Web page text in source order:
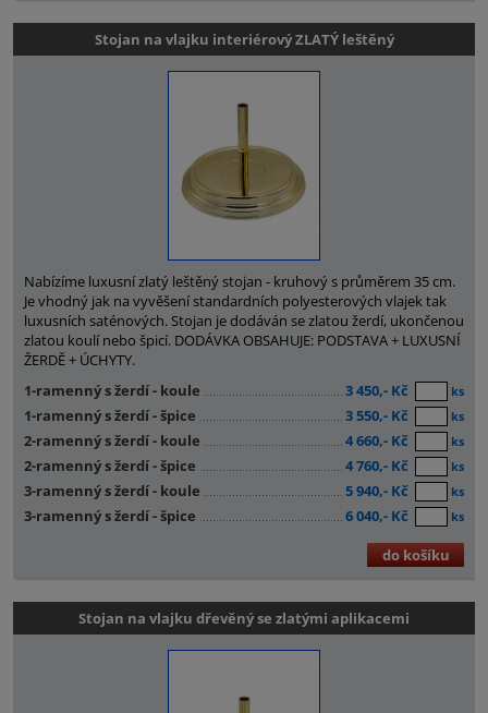
Stojan na vlajku interiérový ZLATÝ leštěný
Nabízíme luxusní zlatý leštěný stojan - kruhový s průměrem 35 cm.
Je vhodný jak na vyvěšení standardních polyesterových vlajek tak
luxusních saténových. Stojan je dodáván se zlatou žerdí, ukončenou
zlatou koulí nebo špicí. DODÁVKA OBSAHUJE: PODSTAVA + LUXUSNÍ
ŽERDĚ + ÚCHYTY.
1-ramenný s žerdí - koule
3 450,- Kč ks
1-ramenný s žerdí - špice 3 550,- Kč ks
2-ramenný s žerdí - koule 4 660,- Kč ks
2-ramenný s žerdí - špice 4 760,- Kč ks
3-ramenný s žerdí - koule 5 940,- Kč ks
3-ramenný s žerdí - špice 6 040,- Kč ks
do košíku
Stojan na vlajku dřevěný se zlatými aplikacemi